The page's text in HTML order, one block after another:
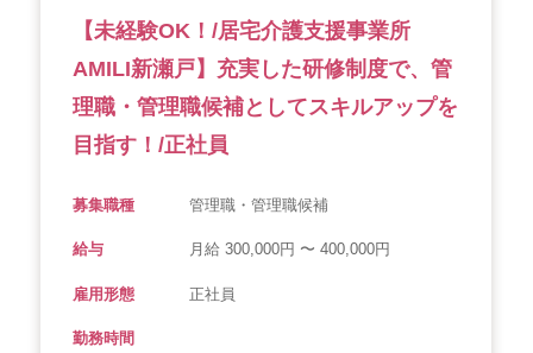
【未経験OK！/居宅介護支援事業所
AMILI新瀬戸】充実した研修制度で、管
理職・管理職候補としてスキルアップを
目指す！/正社員
募集職種 管理職・管理職候補
給与 月給 300,000円 〜 400,000円
雇用形態 正社員
勤務時間